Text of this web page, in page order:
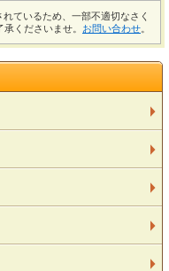
ているため、一部不適切なさく
くださいませ。 お問い合わせ